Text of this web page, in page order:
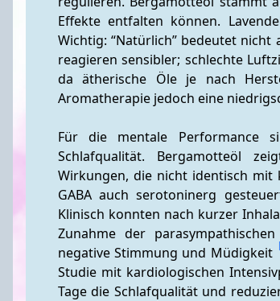
Effekte entfalten können.
Wichtig: “Natürlich” bedeutet
reagieren sensibler; schlechte
da ätherische Öle je nach
Aromatherapie jedoch eine
Für die mentale Performance
Schlafqualität. Bergamotteöl
Wirkungen, die nicht identisch mit
GABA auch serotoninerg
Klinisch konnten nach kurzer
Zunahme der
negative Stimmung und Müdigkeit
Studie mit kardiologischen
Tage die Schlafqualität und